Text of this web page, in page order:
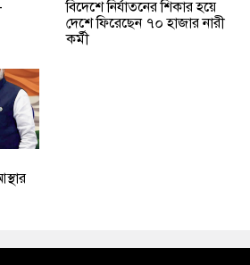
বিদেশে নির্যাতনের শিকার হয়ে
দেশে ফিরেছেন ৭০ হাজার নারী
কর্মী